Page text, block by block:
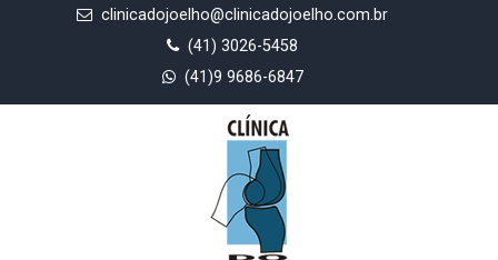
clinicadojoelho@clinicadojoelho.com.br
(41) 3026-5458
(41)9 9686-6847